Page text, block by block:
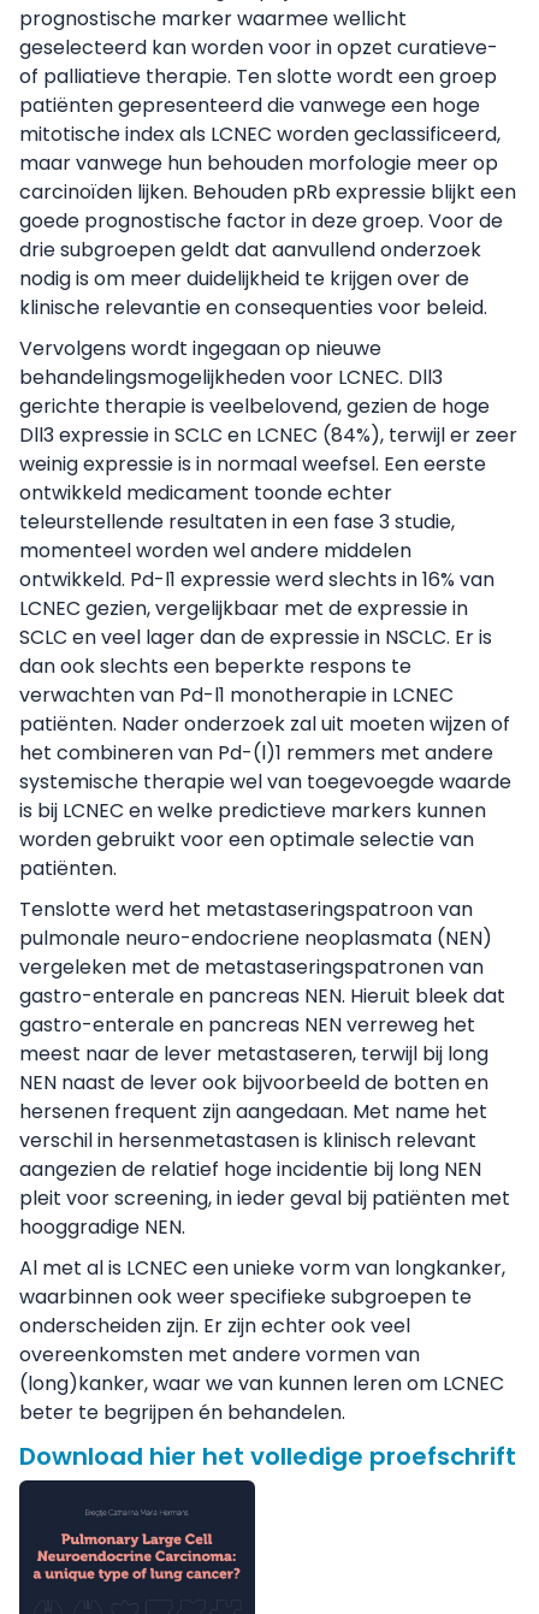
prognostische marker waarmee wellicht
geselecteerd kan worden voor in opzet curatieve-
of palliatieve therapie. Ten slotte wordt een groep
patiënten gepresenteerd die vanwege een hoge
mitotische index als LCNEC worden geclassificeerd,
maar vanwege hun behouden morfologie meer op
carcinoïden lijken. Behouden pRb expressie blijkt een
goede prognostische factor in deze groep. Voor de
drie subgroepen geldt dat aanvullend onderzoek
nodig is om meer duidelijkheid te krijgen over de
klinische relevantie en consequenties voor beleid.
Vervolgens wordt ingegaan op nieuwe
behandelingsmogelijkheden voor LCNEC. Dll3
gerichte therapie is veelbelovend, gezien de hoge
Dll3 expressie in SCLC en LCNEC (84%), terwijl er zeer
weinig expressie is in normaal weefsel. Een eerste
ontwikkeld medicament toonde echter
teleurstellende resultaten in een fase 3 studie,
momenteel worden wel andere middelen
ontwikkeld. Pd-l1 expressie werd slechts in 16% van
LCNEC gezien, vergelijkbaar met de expressie in
SCLC en veel lager dan de expressie in NSCLC. Er is
dan ook slechts een beperkte respons te
verwachten van Pd-l1 monotherapie in LCNEC
patiënten. Nader onderzoek zal uit moeten wijzen of
het combineren van Pd-(l)1 remmers met andere
systemische therapie wel van toegevoegde waarde
is bij LCNEC en welke predictieve markers kunnen
worden gebruikt voor een optimale selectie van
patiënten.
Tenslotte werd het metastaseringspatroon van
pulmonale neuro-endocriene neoplasmata (NEN)
vergeleken met de metastaseringspatronen van
gastro-enterale en pancreas NEN. Hieruit bleek dat
gastro-enterale en pancreas NEN verreweg het
meest naar de lever metastaseren, terwijl bij long
NEN naast de lever ook bijvoorbeeld de botten en
hersenen frequent zijn aangedaan. Met name het
verschil in hersenmetastasen is klinisch relevant
aangezien de relatief hoge incidentie bij long NEN
pleit voor screening, in ieder geval bij patiënten met
hooggradige NEN.
Al met al is LCNEC een unieke vorm van longkanker,
waarbinnen ook weer specifieke subgroepen te
onderscheiden zijn. Er zijn echter ook veel
overeenkomsten met andere vormen van
(long)kanker, waar we van kunnen leren om LCNEC
beter te begrijpen én behandelen.
Download hier het volledige proefschrift